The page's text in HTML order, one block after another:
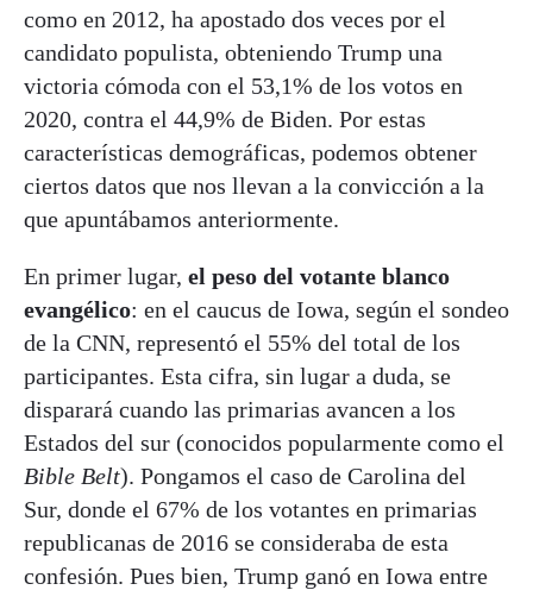
como en 2012, ha apostado dos veces por el
candidato populista, obteniendo Trump una
victoria cómoda con el 53,1% de los votos en
2020, contra el 44,9% de Biden. Por estas
características demográficas, podemos obtener
ciertos datos que nos llevan a la convicción a la
que apuntábamos anteriormente.
En primer lugar, el peso del votante blanco
evangélico: en el caucus de Iowa, según el sondeo
de la CNN, representó el 55% del total de los
participantes. Esta cifra, sin lugar a duda, se
disparará cuando las primarias avancen a los
Estados del sur (conocidos popularmente como el
Bible Belt). Pongamos el caso de Carolina del
Sur, donde el 67% de los votantes en primarias
republicanas de 2016 se consideraba de esta
confesión. Pues bien, Trump ganó en Iowa entre